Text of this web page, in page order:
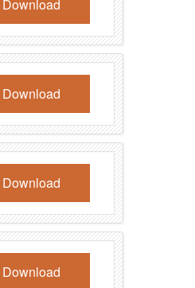
Download
Download
Download
Download